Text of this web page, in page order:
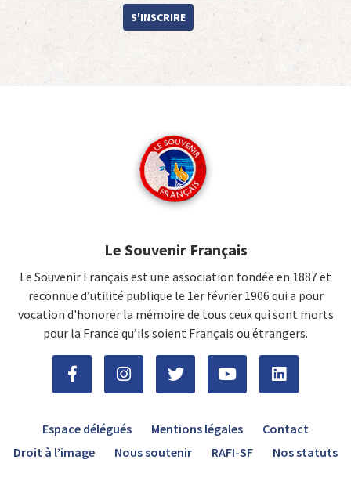
S'INSCRIRE
Le Souvenir Français
Le Souvenir Français est une association fondée en 1887 et
reconnue d’utilité publique le 1er février 1906 qui a pour
vocation d'honorer la mémoire de tous ceux qui sont morts
pour la France qu’ils soient Français ou étrangers.
Espace délégués Mentions légales
Contact
Droit à l’image
Nous soutenir RAFI-SF Nos statuts